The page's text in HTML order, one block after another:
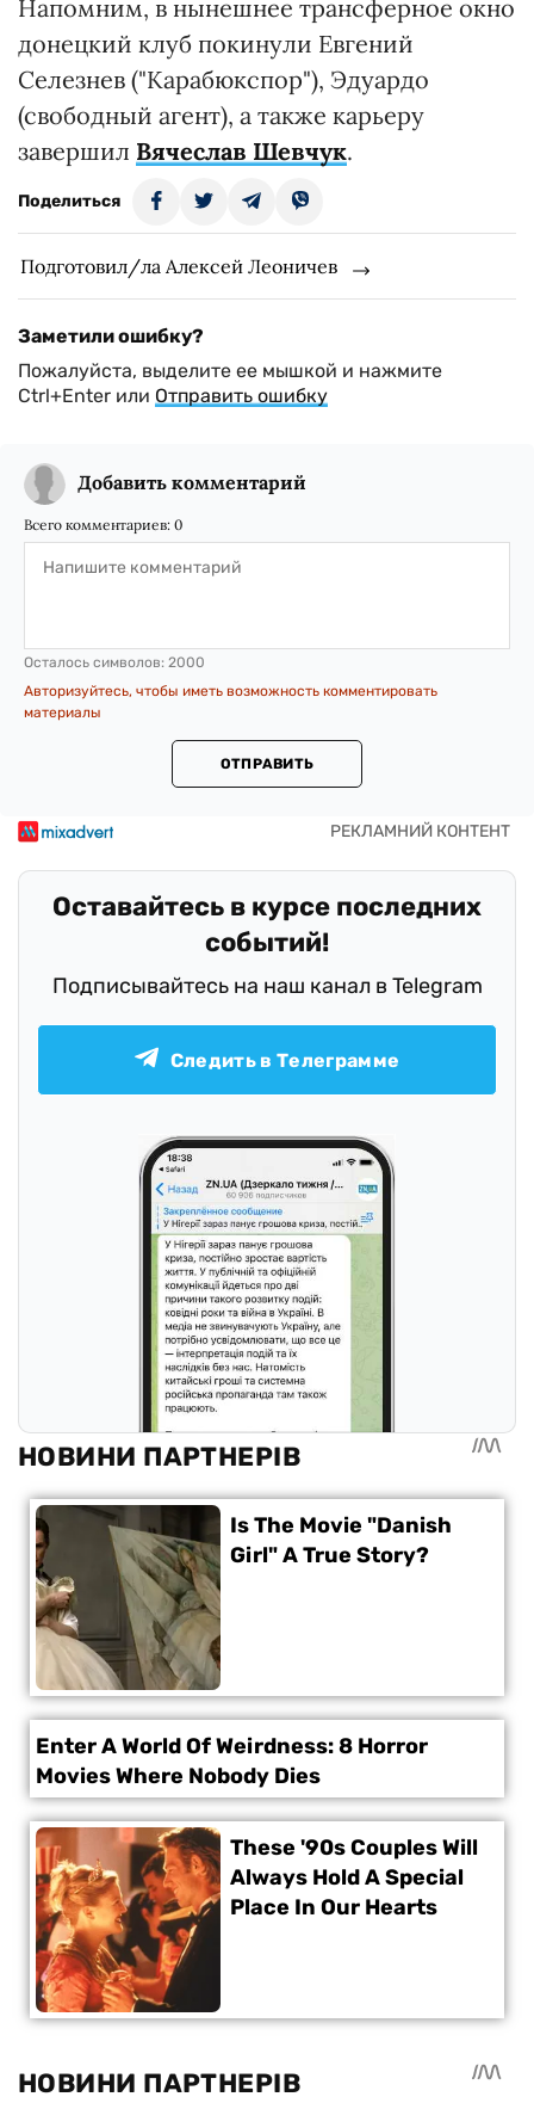
Напомним, в нынешнее трансферное окно
донецкий клуб покинули Евгений
Селезнев ("Карабюкспор"), Эдуардо
(свободный агент), а также карьеру
завершил Вячеслав Шевчук.
Поделиться
Подготовил/ла Алексей Леоничев
Заметили ошибку?
Пожалуйста, выделите ее мышкой и нажмите
Ctrl+Enter или Отправить ошибку
Добавить комментарий
Всего комментариев: 0
Осталось символов: 2000
Авторизуйтесь, чтобы иметь возможность комментировать
материалы
ОТПРАВИТЬ
Оставайтесь в курсе последних
событий!
Подписывайтесь на наш канал в Telegram
Следить в Телеграмме